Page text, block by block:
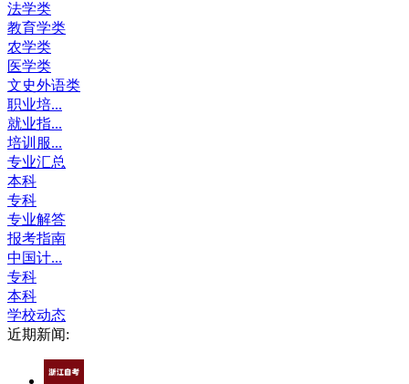
法学类
教育学类
农学类
医学类
文史外语类
职业培...
就业指...
培训服...
专业汇总
本科
专科
专业解答
报考指南
中国计...
专科
本科
学校动态
近期新闻: